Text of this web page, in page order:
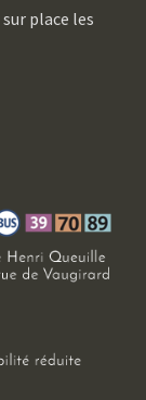
place les